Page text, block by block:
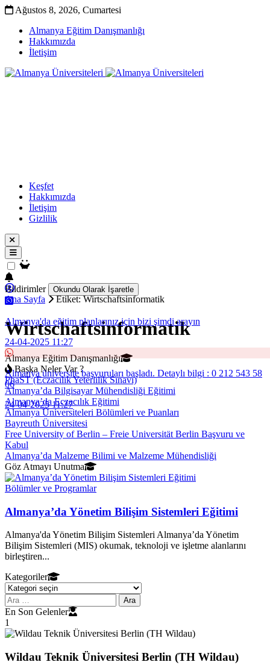
Ağustos 8, 2026, Cumartesi
Almanya Eğitim Danışmanlığı
Hakkımızda
İletişim
Keşfet
Hakkımızda
İletişim
Gizlilik
Bildirimler Okundu Olarak İşaretle
Almanya'da eğitim planlarınız için bizi şimdi arayın
24-04-2025 11:27
Almanya üniversite başvuruları başladı. Detaylı bilgi : 0 212 543 58
06
24-04-2025 11:27
Ana Sayfa Etiket: Wirtschaftsinformatik
Wirtschaftsinformatik
Almanya Eğitim Danışmanlığı
Başka Neler Var ?
PhaST (Eczacılık Yeterlilik Sınavı)
Almanya’da Bilgisayar Mühendisliği Eğitimi
Almanya’da Eczacılık Eğitimi
Almanya Üniversiteleri Bölümleri ve Puanları
Bayreuth Üniversitesi
Free University of Berlin – Freie Universität Berlin Başvuru ve
Kabul
Almanya’da Malzeme Bilimi ve Malzeme Mühendisliği
Göz Atmayı Unutma
Bölümler ve Programlar
Almanya’da Yönetim Bilişim Sistemleri Eğitimi
Almanya'da Yönetim Bilişim Sistemleri Almanya’da Yönetim
Bilişim Sistemleri (MIS) okumak, teknoloji ve işletme alanlarını
birleştiren...
Kategoriler
Kategoriler
Arama:
En Son Gelenler
1
Wildau Teknik Üniversitesi Berlin (TH Wildau)